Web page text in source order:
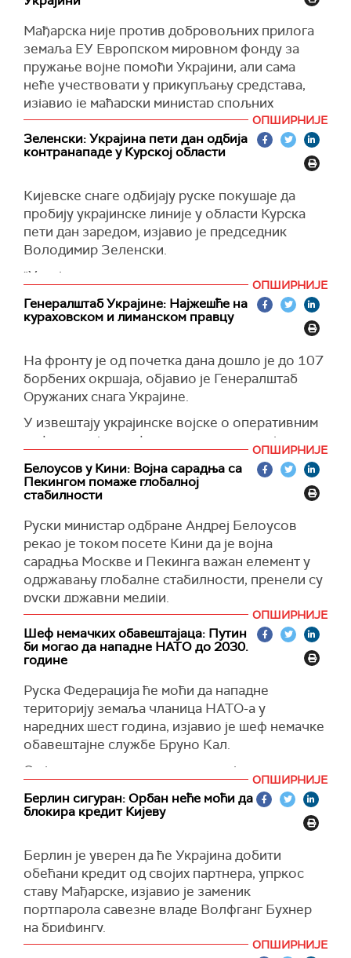
обавестиле о, како је описао, делотворној
умешаности Северне Кореје у руски рат у
његовој земљи.
(Reuters)
Мађарска није против добровољних прилога
земаља ЕУ Европском мировном фонду за
пружање војне помоћи Украјини, али сама
неће учествовати у прикупљању средстава,
изјавио је мађарски министар спољних
послова Петер Сијарто.
Према његовим речима, на данашњем састанку
шефова министара спољних послова ЕУ у
европске дипломатије Жозепа Бореља да се
такви доприноси дају добровољно.
(Танјуг)
ОПШИРНИЈЕ
Зеленски: Украјина пети дан одбија
контранападе у Курској области
Кијевске снаге одбијају руске покушаје да
пробију украјинске линије у области Курска
пети дан заредом, изјавио је председник
Володимир Зеленски.
"Украјинске трупе држе и изводе сопствене
контранападе", навео је у објави на Телеграму.
(Reuters)
ОПШИРНИЈЕ
Генералштаб Украјине: Најжешће на
кураховском и лиманском правцу
На фронту је од почетка дана дошло је до 107
борбених окршаја, објавио је Генералштаб
Оружаних снага Украјине.
У извештају украјинске војске о оперативним
информацијма са фронта се наводи да је
већина руских напада извршена у областима
Курахова и Лимана.
(Укринформ)
ОПШИРНИЈЕ
Белоусов у Кини: Војна сарадња са
Пекингом помаже глобалној
стабилности
Руски министар одбране Андреј Белоусов
рекао је током посете Кини да је војна
сарадња Москве и Пекинга важан елемент у
одржавању глобалне стабилности, пренели су
руски државни медији.
Белоусов је стигао у званичну посету
Пекингу, јавиле су раније руске новинске
агенције позивајући се на његово
(Reuters)
ОПШИРНИЈЕ
Шеф немачких обавештајаца: Путин
би могао да нападне НАТО до 2030.
године
Руска Федерација ће моћи да нападне
територију земаља чланица НАТО-а у
наредних шест година, изјавио је шеф немачке
обавештајне службе Бруно Кал.
Он је додао да види директну војну претњу из
"Најкасније до краја ове деценије, руске трупе
ће моћи да нападну НАТО", предвидео је Кал
на саслушању у Бундестагу.
Шеф немачке обавештајне службе је
приметио да "Кремљ на Немачку гледа као на
непријатеља" јер је она друга по величини
земља која подржава Украјину у рату против
руских окупатора.
ОПШИРНИЈЕ
Берлин сигуран: Орбан неће моћи да
блокира кредит Кијеву
Берлин је уверен да ће Украјина добити
обећани кредит од својих партнера, упркос
ставу Мађарске, изјавио је заменик
портпарола савезне владе Волфганг Бухнер
на брифингу.
ОПШИРНИЈЕ